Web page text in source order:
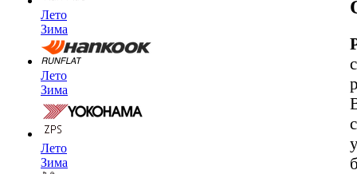
Лето
Зима
Лето
Зима
Лето
Зима